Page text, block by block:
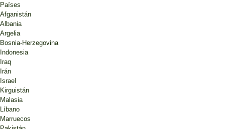
Países
Afganistán
Albania
Argelia
Bosnia-Herzegovina
Indonesia
Iraq
Irán
Israel
Kirguistán
Malasia
Líbano
Marruecos